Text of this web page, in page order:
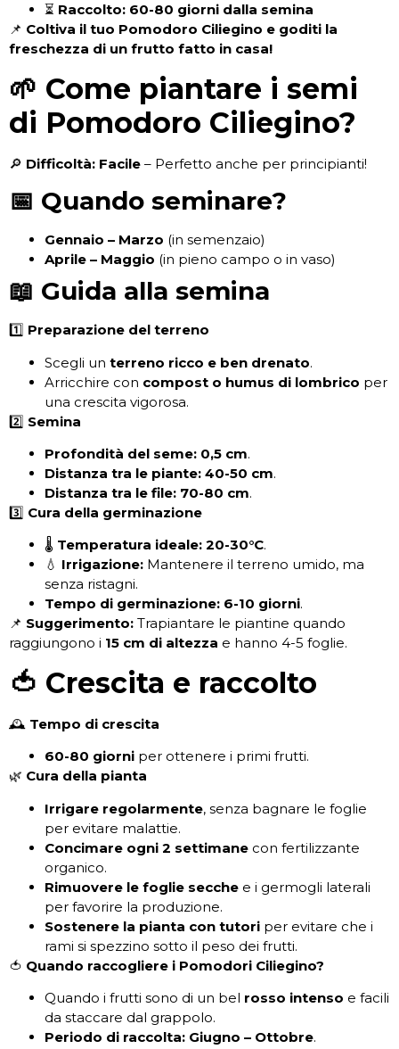
⏳ Raccolto: 60-80 giorni dalla semina
📌 Coltiva il tuo Pomodoro Ciliegino e goditi la
freschezza di un frutto fatto in casa!
🌱 Come piantare i semi
di Pomodoro Ciliegino?
🔎 Difficoltà: Facile – Perfetto anche per principianti!
📅 Quando seminare?
Gennaio – Marzo (in semenzaio)
Aprile – Maggio (in pieno campo o in vaso)
📖 Guida alla semina
1️⃣ Preparazione del terreno
Scegli un terreno ricco e ben drenato.
Arricchire con compost o humus di lombrico per
una crescita vigorosa.
2️⃣ Semina
Profondità del seme: 0,5 cm.
Distanza tra le piante: 40-50 cm.
Distanza tra le file: 70-80 cm.
3️⃣ Cura della germinazione
🌡 Temperatura ideale: 20-30°C.
💧 Irrigazione: Mantenere il terreno umido, ma
senza ristagni.
Tempo di germinazione: 6-10 giorni.
📌 Suggerimento: Trapiantare le piantine quando
raggiungono i 15 cm di altezza e hanno 4-5 foglie.
🍅 Crescita e raccolto
🕰️ Tempo di crescita
60-80 giorni per ottenere i primi frutti.
🌿 Cura della pianta
Irrigare regolarmente, senza bagnare le foglie
per evitare malattie.
Concimare ogni 2 settimane con fertilizzante
organico.
Rimuovere le foglie secche e i germogli laterali
per favorire la produzione.
Sostenere la pianta con tutori per evitare che i
rami si spezzino sotto il peso dei frutti.
🍅 Quando raccogliere i Pomodori Ciliegino?
Quando i frutti sono di un bel rosso intenso e facili
da staccare dal grappolo.
Periodo di raccolta: Giugno – Ottobre.